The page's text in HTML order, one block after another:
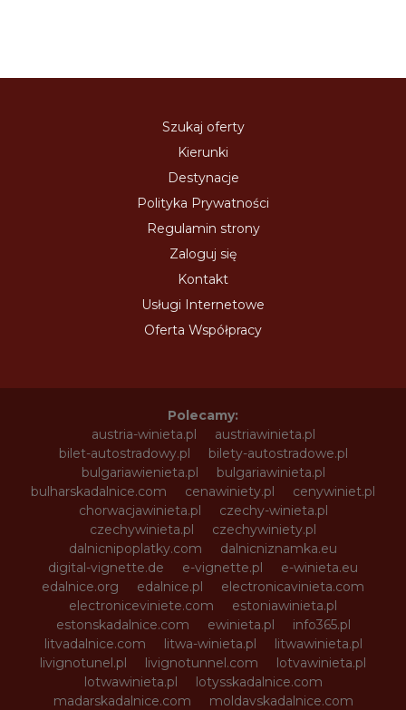
Szukaj oferty
Kierunki
Destynacje
Polityka Prywatności
Regulamin strony
Zaloguj się
Kontakt
Usługi Internetowe
Oferta Współpracy
Polecamy:
austria-winieta.pl
austriawinieta.pl
bilet-autostradowy.pl
bilety-autostradowe.pl
bulgariawienieta.pl
bulgariawinieta.pl
bulharskadalnice.com
cenawiniety.pl
cenywiniet.pl
chorwacjawinieta.pl
czechy-winieta.pl
czechywinieta.pl
czechywiniety.pl
dalnicnipoplatky.com
dalnicniznamka.eu
digital-vignette.de
e-vignette.pl
e-winieta.eu
edalnice.org
edalnice.pl
electronicavinieta.com
electroniceviniete.com
estoniawinieta.pl
estonskadalnice.com
ewinieta.pl
info365.pl
litvadalnice.com
litwa-winieta.pl
litwawinieta.pl
livignotunel.pl
livignotunnel.com
lotvawinieta.pl
lotwawinieta.pl
lotysskadalnice.com
madarskadalnice.com
moldavskadalnice.com